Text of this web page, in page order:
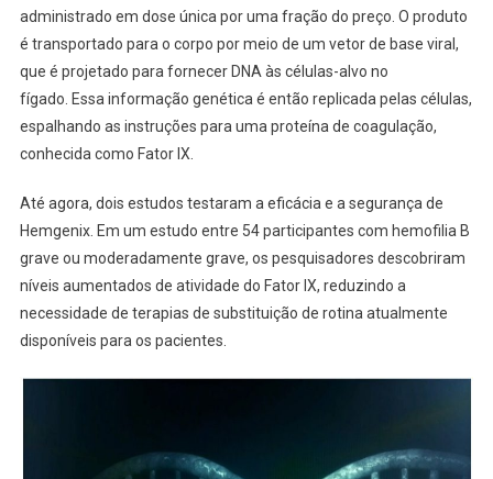
administrado em dose única por uma fração do preço. O produto
é transportado para o corpo por meio de um vetor de base viral,
que é projetado para fornecer DNA às células-alvo no
fígado. Essa informação genética é então replicada pelas células,
espalhando as instruções para uma proteína de coagulação,
conhecida como Fator IX.
Até agora, dois estudos testaram a eficácia e a segurança de
Hemgenix. Em um estudo entre 54 participantes com hemofilia B
grave ou moderadamente grave, os pesquisadores descobriram
níveis aumentados de atividade do Fator IX, reduzindo a
necessidade de terapias de substituição de rotina atualmente
disponíveis para os pacientes.